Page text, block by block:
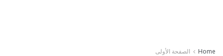
Home الصفحة الأولى